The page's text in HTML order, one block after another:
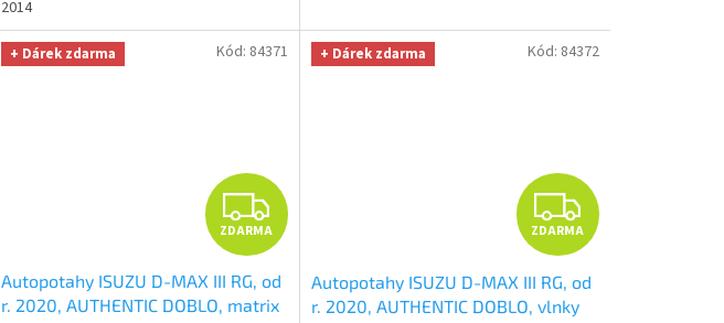
2014
+ Dárek zdarma
Z
D
A
ZDARMA
Autopotahy ISUZU D-MAX III RG, od
r. 2020, AUTHENTIC DOBLO, matrix
Kód: 84371 + Dárek zdarma
Z
D
A
ZDARMA
Autopotahy ISUZU D-MAX III RG, od
r. 2020, AUTHENTIC DOBLO, vlnky
Kód: 84372